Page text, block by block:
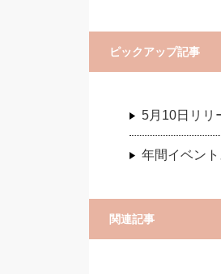
ピックアップ記事
5月10日リリ
年間イベン
関連記事